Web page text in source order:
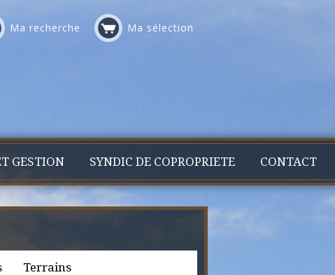
Ma recherche Ma sélection
GESTION SYNDIC DE COPROPRIETE CONTACT
Terrains